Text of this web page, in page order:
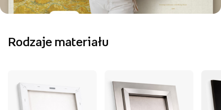
Rodzaje materiału